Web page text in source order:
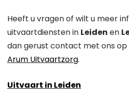
Heeft u vragen of wilt u meer
uitvaartdiensten in Leiden en
dan gerust contact met ons op
Arum Uitvaartzorg.
Uitvaart in Leiden